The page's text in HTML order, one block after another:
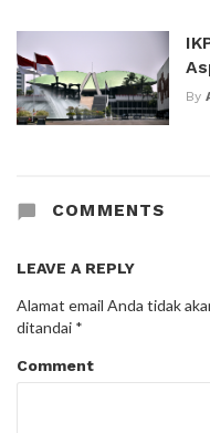
By
COMMENTS
LEAVE A REPLY
Alamat email Anda tidak
ditandai *
Comment